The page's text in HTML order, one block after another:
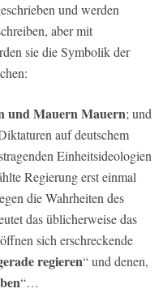
und werden
aber mit
sie die Symbolik der
und Mauern Mauern; und
auf deutschem
Einheitsideologien
Regierung erst einmal
die Wahrheiten des
das üblicherweise das
sich erschreckende
regieren“ und denen,
“…